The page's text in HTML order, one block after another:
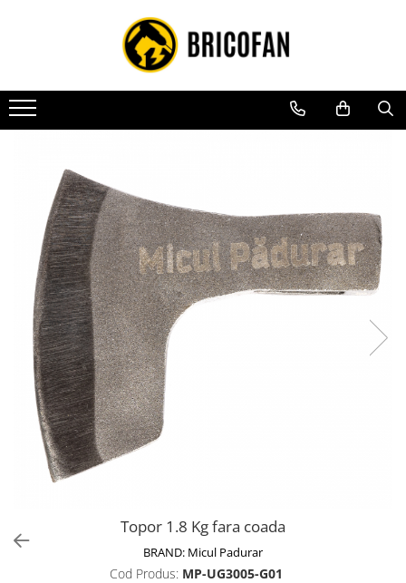
Toate Produsele
Vehicule electrice
Atv
Fără permis
Masini electrice
Motocross
Piese de schimb vehicule electrice
Scutere electrice
Scutere pe benzina
Tricicluri cargo fara permis
Tricicluri persoane
Trotinete electrice
Biciclete, trotinete, triciclete
Biciclete electrice
Triciclete
Motoburghie si accesorii
Accesorii motoburghie
Topor 1.8 Kg fara coada
BRAND: Micul Padurar
Cod Produs: MP-UG3005-G01